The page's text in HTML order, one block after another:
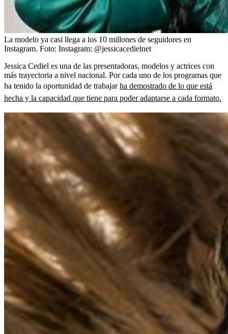
La modelo ya casi llega a los 10 millones de seguidores en
Instagram. Foto: Instagram: @jessicacedielnet
Jessica Cediel es una de las presentadoras, modelos y actrices con
más trayectoria a nivel nacional. Por cada uno de los programas que
ha tenido la oportunidad de trabajarha demostrado de lo que está
hecha y la capacidad que tiene para poder adaptarse a cada formato.